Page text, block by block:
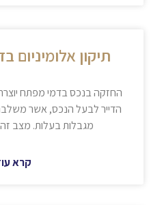
תיקון
החזקה בנכס בדמי מפתח
הדייר לבעל הנכס, אשר
מגבלות בעלות. מצב
קרא